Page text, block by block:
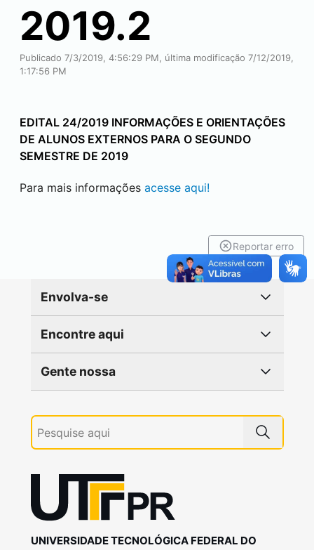
2019.2
Publicado 7/3/2019, 4:56:29 PM, última modificação 7/12/2019,
1:17:56 PM
EDITAL 24/2019 INFORMAÇÕES E ORIENTAÇÕES
DE ALUNOS EXTERNOS PARA O SEGUNDO
SEMESTRE DE 2019
Para mais informações acesse aqui!
Reportar erro
Envolva-se
Encontre aqui
Gente nossa
UNIVERSIDADE TECNOLÓGICA FEDERAL DO